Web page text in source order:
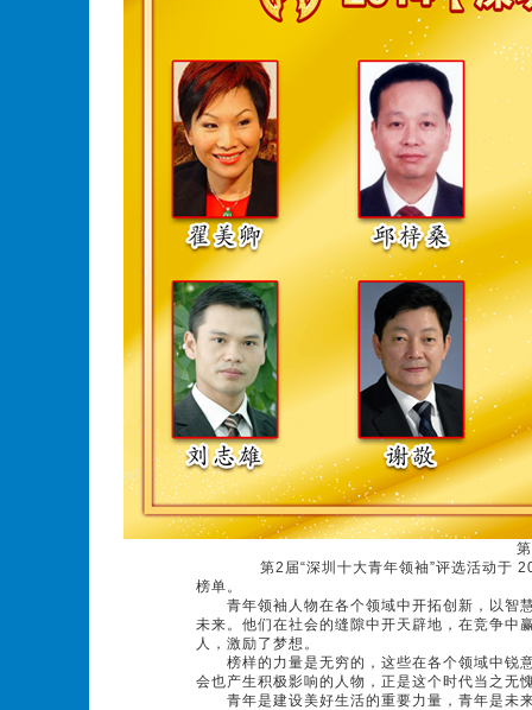
第2届“深圳十大青年领袖”评选活动于
榜单。
青年领袖人物在各个领域中开拓创新，以智
未来。他们在社会的缝隙中开天辟地，在竞争中
人，激励了梦想。
榜样的力量是无穷的，这些在各个领域中锐
会也产生积极影响的人物，正是这个时代当之无
青年是建设美好生活的重要力量，青年是未